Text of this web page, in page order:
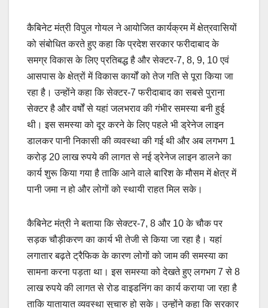
कैबिनेट मंत्री विपुल गोयल ने आयोजित कार्यक्रम में क्षेत्रवासियों
को संबोधित करते हुए कहा कि प्रदेश सरकार फरीदाबाद के
समग्र विकास के लिए प्रतिबद्ध है और सेक्टर-7, 8, 9, 10 एवं
आसपास के क्षेत्रों में विकास कार्यों को तेज गति से पूरा किया जा
रहा है। उन्होंने कहा कि सेक्टर-7 फरीदाबाद का सबसे पुराना
सेक्टर है और वर्षों से यहां जलभराव की गंभीर समस्या बनी हुई
थी। इस समस्या को दूर करने के लिए पहले भी ड्रेनेज लाइन
डालकर पानी निकासी की व्यवस्था की गई थी और अब लगभग 1
करोड़ 20 लाख रुपये की लागत से नई ड्रेनेज लाइन डालने का
कार्य शुरू किया गया है ताकि आने वाले बारिश के मौसम में क्षेत्र में
पानी जमा न हो और लोगों को स्थायी राहत मिल सके।
कैबिनेट मंत्री ने बताया कि सेक्टर-7, 8 और 10 के चौक पर
सड़क चौड़ीकरण का कार्य भी तेजी से किया जा रहा है। यहां
लगातार बढ़ते ट्रैफिक के कारण लोगों को जाम की समस्या का
सामना करना पड़ता था। इस समस्या को देखते हुए लगभग 7 से 8
लाख रुपये की लागत से रोड वाइडनिंग का कार्य कराया जा रहा है
ताकि यातायात व्यवस्था सुचारु हो सके। उन्होंने कहा कि सरकार